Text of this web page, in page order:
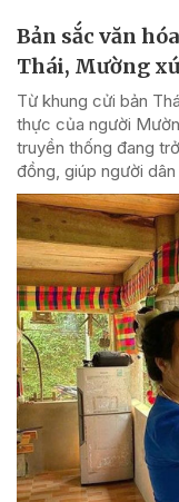
Bản sắc văn
Thái, Mường
Từ khung cửi bản
thực của người
truyền thống đang
đồng, giúp người dân